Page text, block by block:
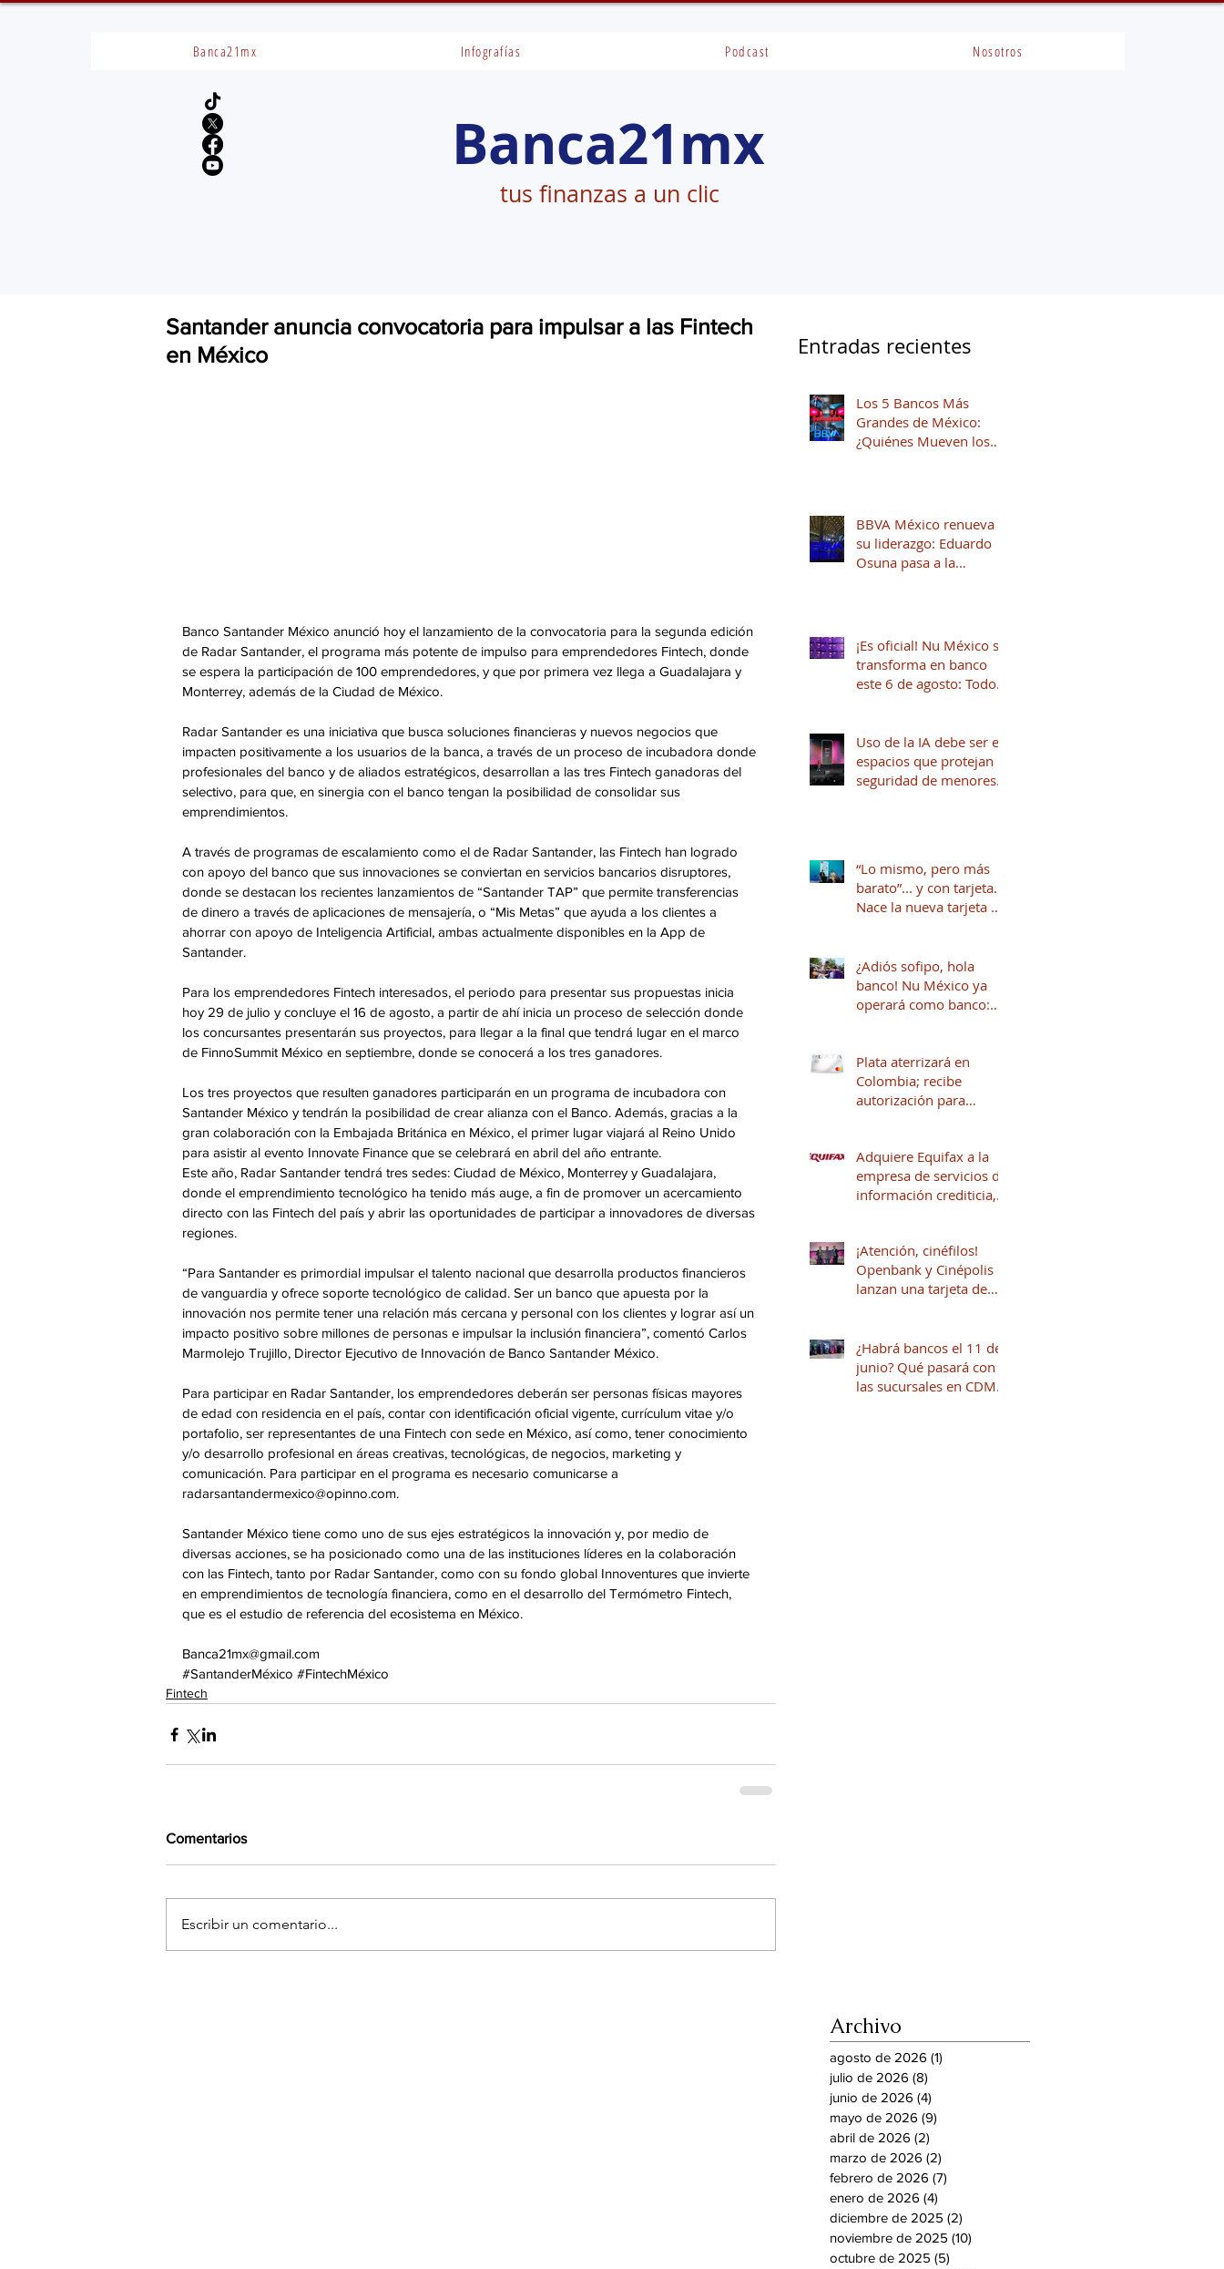
Banca21mx Infografías Podcast Nosotros
Banca21mx
tus finanzas a un clic
Santander anuncia convocatoria para impulsar a las Fintech
en México
Banco Santander México anunció hoy el lanzamiento de la convocatoria para la segunda edición
de Radar Santander, el programa más potente de impulso para emprendedores Fintech, donde
se espera la participación de 100 emprendedores, y que por primera vez llega a Guadalajara y
Monterrey, además de la Ciudad de México.
Radar Santander es una iniciativa que busca soluciones financieras y nuevos negocios que
impacten positivamente a los usuarios de la banca, a través de un proceso de incubadora donde
profesionales del banco y de aliados estratégicos, desarrollan a las tres Fintech ganadoras del
selectivo, para que, en sinergia con el banco tengan la posibilidad de consolidar sus
emprendimientos.
A través de programas de escalamiento como el de Radar Santander, las Fintech han logrado
con apoyo del banco que sus innovaciones se conviertan en servicios bancarios disruptores,
donde se destacan los recientes lanzamientos de “Santander TAP” que permite transferencias
de dinero a través de aplicaciones de mensajería, o “Mis Metas” que ayuda a los clientes a
ahorrar con apoyo de Inteligencia Artificial, ambas actualmente disponibles en la App de
Santander.
Para los emprendedores Fintech interesados, el periodo para presentar sus propuestas inicia
hoy 29 de julio y concluye el 16 de agosto, a partir de ahí inicia un proceso de selección donde
los concursantes presentarán sus proyectos, para llegar a la final que tendrá lugar en el marco
de FinnoSummit México en septiembre, donde se conocerá a los tres ganadores.
Los tres proyectos que resulten ganadores participarán en un programa de incubadora con
Santander México y tendrán la posibilidad de crear alianza con el Banco. Además, gracias a la
gran colaboración con la Embajada Británica en México, el primer lugar viajará al Reino Unido
para asistir al evento Innovate Finance que se celebrará en abril del año entrante.
Este año, Radar Santander tendrá tres sedes: Ciudad de México, Monterrey y Guadalajara,
donde el emprendimiento tecnológico ha tenido más auge, a fin de promover un acercamiento
directo con las Fintech del país y abrir las oportunidades de participar a innovadores de diversas
regiones.
“Para Santander es primordial impulsar el talento nacional que desarrolla productos financieros
de vanguardia y ofrece soporte tecnológico de calidad. Ser un banco que apuesta por la
innovación nos permite tener una relación más cercana y personal con los clientes y lograr así un
impacto positivo sobre millones de personas e impulsar la inclusión financiera”, comentó Carlos
Marmolejo Trujillo, Director Ejecutivo de Innovación de Banco Santander México.
Para participar en Radar Santander, los emprendedores deberán ser personas físicas mayores
de edad con residencia en el país, contar con identificación oficial vigente, currículum vitae y/o
portafolio, ser representantes de una Fintech con sede en México, así como, tener conocimiento
y/o desarrollo profesional en áreas creativas, tecnológicas, de negocios, marketing y
comunicación. Para participar en el programa es necesario comunicarse a
radarsantandermexico@opinno.com.
Santander México tiene como uno de sus ejes estratégicos la innovación y, por medio de
diversas acciones, se ha posicionado como una de las instituciones líderes en la colaboración
con las Fintech, tanto por Radar Santander, como con su fondo global Innoventures que invierte
en emprendimientos de tecnología financiera, como en el desarrollo del Termómetro Fintech,
que es el estudio de referencia del ecosistema en México.
Banca21mx@gmail.com
#SantanderMéxico #FintechMéxico
Fintech
Comentarios
Escribir un comentario...
Entradas recientes
Los 5 Bancos Más
Grandes de México:
¿Quiénes Mueven los
BBVA México renueva
su liderazgo: Eduardo
Osuna pasa a la
¡Es oficial! Nu México se
transforma en banco
este 6 de agosto: Todo
Uso de la IA debe ser en
espacios que protejan la
seguridad de menores
“Lo mismo, pero más
barato”... y con tarjeta.
Nace la nueva tarjeta de
¿Adiós sofipo, hola
banco! Nu México ya
operará como banco:
Plata aterrizará en
Colombia; recibe
autorización para
Adquiere Equifax a la
empresa de servicios de
información crediticia,
¡Atención, cinéfilos!
Openbank y Cinépolis
lanzan una tarjeta de
puntos
¿Habrá bancos el 11 de
junio? Qué pasará con
las sucursales en CDMX
Archivo
agosto de 2026 (1)
julio de 2026 (8)
junio de 2026 (4)
mayo de 2026 (9)
abril de 2026 (2)
marzo de 2026 (2)
febrero de 2026 (7)
enero de 2026 (4)
diciembre de 2025 (2)
noviembre de 2025 (10)
octubre de 2025 (5)